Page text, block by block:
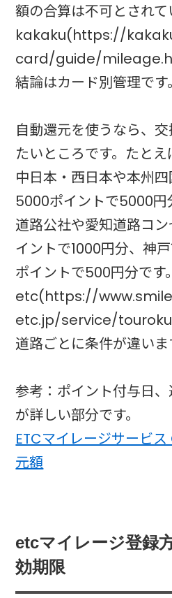
額の合算は不可とされて
kakaku(https://
card/guide/
結論はカード別管理です。
自動還元を使うなら、
たいところです。たとえ
中日本・西日本や本州
5000ポイントで5000円
道路公社や愛知道路コ
イントで1000円分、神
ポイントで500円分で
etc(https://
etc.jp/service/
道路ごとに条件が違いま
参考：ポイント付与日
が詳しい部分です。
ETCマイレージサービ
元額
etcマイレージ登録
効期限